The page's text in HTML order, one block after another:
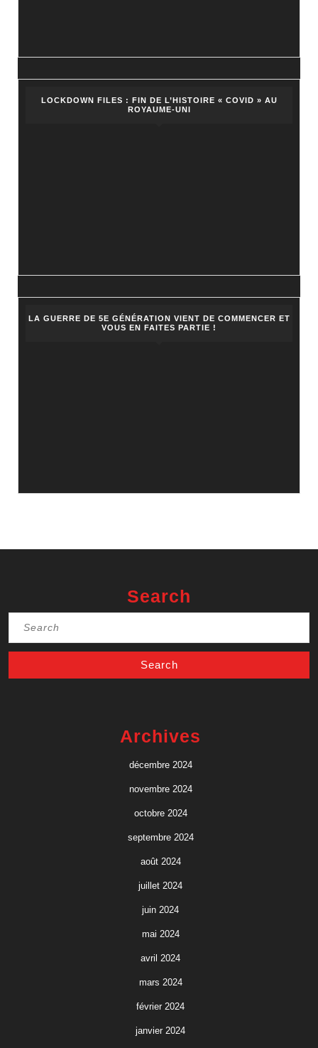
LOCKDOWN FILES : FIN DE L’HISTOIRE « COVID » AU
ROYAUME-UNI
LA GUERRE DE 5E GÉNÉRATION VIENT DE COMMENCER ET
VOUS EN FAITES PARTIE !
Search
Archives
décembre 2024
novembre 2024
octobre 2024
septembre 2024
août 2024
juillet 2024
juin 2024
mai 2024
avril 2024
mars 2024
février 2024
janvier 2024